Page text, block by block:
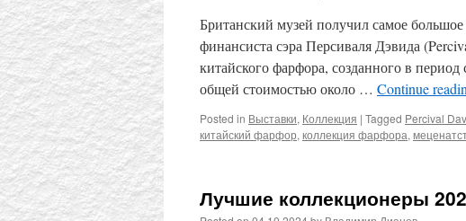
Британский музей получил самое
финансиста сэра Персиваля Дэвида
китайского фарфора, созданного в
общей стоимостью около … Continue
Posted in Выставки, Коллекция | Tagged Percival
китайский фарфор, коллекция фарфора,
Лучшие коллекционеры